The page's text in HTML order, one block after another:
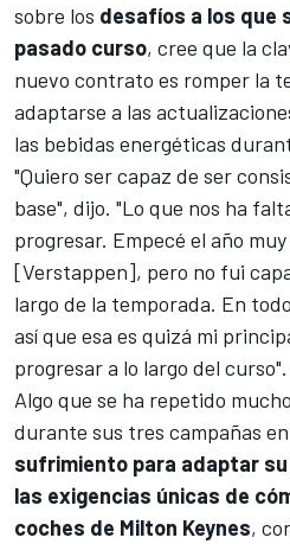
sobre los desafíos a los que
pasado curso, cree que la
nuevo contrato es romper la
adaptarse a las
las bebidas energéticas
"Quiero ser capaz de ser
base", dijo. "Lo que nos ha
progresar. Empecé el año
[Verstappen], pero no fui
largo de la temporada. En
así que esa es quizá mi
progresar a lo largo del curso".
Algo que se ha repetido
durante sus tres campañas
sufrimiento para adaptar
las exigencias únicas de
coches de Milton Keynes,